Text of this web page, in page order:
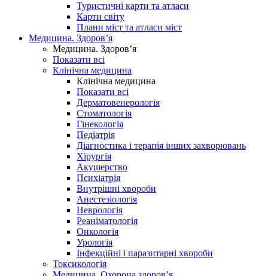
Туристичні карти та атласи
Карти світу
Плани міст та атласи міст
Медицина. Здоров’я
Медицина. Здоров’я
Показати всі
Клінічна медицина
Клінічна медицина
Показати всі
Дерматовенерологія
Стоматологія
Гінекологія
Педіатрія
Діагностика і терапія інших захворювань
Хірургія
Акушерство
Психіатрія
Внутрішні хвороби
Анестезіологія
Неврологія
Реаніматологія
Онкологія
Урологія
Інфекційні і паразитарні хвороби
Токсикологія